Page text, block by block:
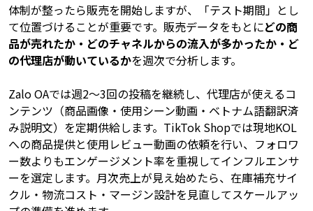
体制が整ったら販売を開始しますが、「テスト期間」とし
て位置づけることが重要です。販売データをもとにどの商
品が売れたか・どのチャネルからの流入が多かったか・ど
の代理店が動いているかを週次で分析します。
Zalo OAでは週2〜3回の投稿を継続し、代理店が使えるコ
ンテンツ（商品画像・使用シーン動画・ベトナム語翻訳済
み説明文）を定期供給します。TikTok Shopでは現地KOL
への商品提供と使用レビュー動画の依頼を行い、フォロワ
ー数よりもエンゲージメント率を重視してインフルエンサ
ーを選定します。月次売上が見え始めたら、在庫補充サイ
クル・物流コスト・マージン設計を見直してスケールアッ